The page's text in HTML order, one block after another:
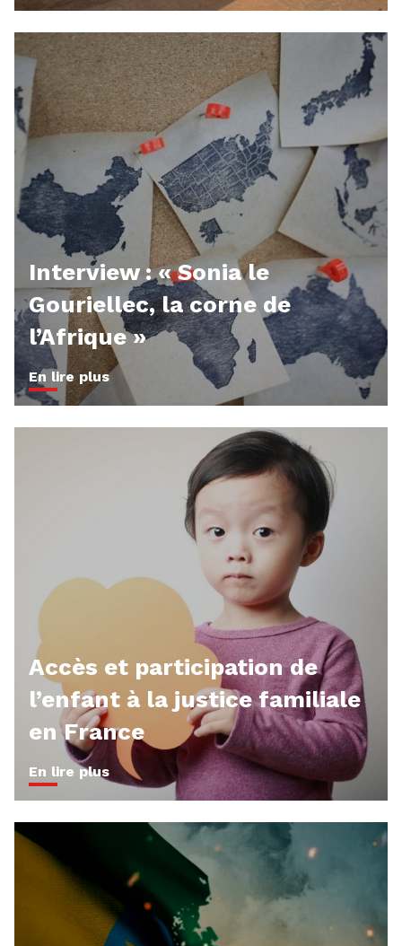
Interview : « Sonia le
Gouriellec, la corne de
l’Afrique »
En lire plus
Accès et participation de
l’enfant à la justice familiale
en France
En lire plus